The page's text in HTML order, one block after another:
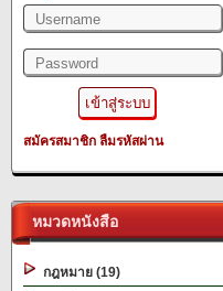
สมัครสมาชิก ลืมรหัสผ่าน
หมวดหนังสือ
กฎหมาย (19)